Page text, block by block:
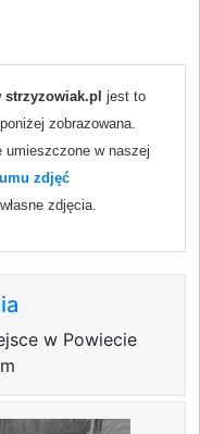
strzyzowiak.pl jest to
zobrazowana.
w naszej
zdjęć
zdjęcia.
w Powiecie